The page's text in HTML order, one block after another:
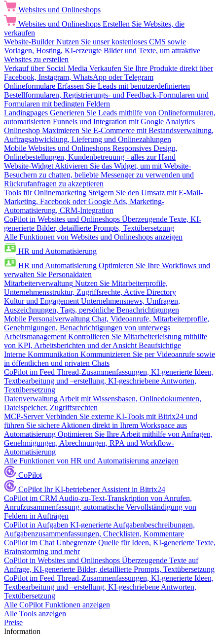
Websites und Onlineshops
Websites und Onlineshops Erstellen Sie Websites, die
verkaufen
Website-Builder Nutzen Sie unser kostenloses CMS sowie
Vorlagen, Hosting, KI-erzeugte Bilder und Texte, um attraktive
Websites zu erstellen
Verkauf über Social Media Verkaufen Sie Ihre Produkte direkt über
Facebook, Instagram, WhatsApp oder Telegram
Onlineformulare Erfassen Sie Leads mit benutzerdefinierten
Bestellformularen, Registrierungs- und Feedback-Formularen und
Formularen mit bedingten Feldern
Landingpages Generieren Sie Leads mithilfe von Onlineformularen,
automatisierten Funnels und Integration mit Google Analytics
Onlineshop Maximieren Sie E-Commerce mit Bestandsverwaltung,
Auftragsabwicklung, Lieferung und Onlinezahlungen
Mobile Websites und Onlineshops Responsives Design,
Onlinebestellungen, Kundenbetreuung - alles zur Hand
Website-Widget Aktivieren Sie das Widget, um mit Website-
Besuchern zu chatten, beliebte Messenger zu verwenden und
Rückrufanfragen zu akzeptieren
Tools für Onlinemarketing Steigern Sie den Umsatz mit E-Mail-
Marketing, Facebook oder Google Ads, Marketing-
Automatisierung, CRM-Integration
CoPilot in Websites und Onlineshops Überzeugende Texte, KI-
generierte Bilder, detaillierte Prompts, Textübersetzung
Alle Funktionen von Websites und Onlineshops anzeigen
HR und Automatisierung
HR und Automatisierung Optimieren Sie Ihre Workflows und
verwalten Sie Personaldaten
Mitarbeiterverwaltung Nutzen Sie Mitarbeiterprofile,
Unternehmensstruktur, Zugriffsrechte, Active Directory
Kultur und Engagement Unternehmensnews, Umfragen,
Auszeichnungen, Tags, persönliche Benachrichtigungen
Mobile Personalverwaltung Chat, Videoanrufe, Mitarbeiterprofile,
Genehmigungen, Benachrichtigungen von unterwegs
Arbeitsmanagement Kontrollieren Sie Mitarbeiterleistung mithilfe
von KPI, Arbeitsberichten und der Ansicht Beaufsichtige
Interne Kommunikation Kommunizieren Sie per Videoanrufe sowie
in öffentlichen und privaten Chats
CoPilot im Feed Thread-Zusammenfassungen, KI-generierte Ideen,
Textbearbeitung und –erstellung, KI-geschriebene Antworten,
Textübersetzung
Datenverwaltung Arbeit mit Wissensbasen, Onlinedokumenten,
Dateispeicher, Zugriffsrechten
MCP-Server Verbinden Sie externe KI-Tools mit Bitrix24 und
führen Sie sichere Aktionen direkt in Ihrem Workspace aus
Automatisierung Optimieren Sie Ihre Arbeit mithilfe von Anfragen,
Genehmigungen, Abrechnungen, RPA und Workflow-
Automatisierung
Alle Funktionen von HR und Automatisierung anzeigen
CoPilot
CoPilot Ihr KI-betriebener Assistent in Bitrix24
CoPilot im CRM Audio-zu-Text-Transkription von Anrufen,
Anrufzusammenfassung, automatische Vervollständigung von
Feldern in Aufträgen
CoPilot in Aufgaben KI-generierte Aufgabenbeschreibungen,
Aufgabenzusammenfassungen, Checklisten, Kommentare
CoPilot im Chat Unbegrenzte Quelle für Ideen, KI-generierte Texte,
Brainstorming und mehr
CoPilot in Websites und Onlineshops Überzeugende Texte auf
Anfrage, KI-generierte Bilder, detaillierte Prompts, Textübersetzung
CoPilot im Feed Thread-Zusammenfassungen, KI-generierte Ideen,
Textbearbeitung und –erstellung, KI-geschriebene Antworten,
Textübersetzung
Alle CoPilot Funktionen anzeigen
Alle Tools anzeigen
Preise
Information